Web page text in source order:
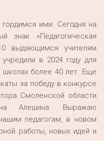
ими. Сегодня на
знак «Педагогическая
выдающимся учителям
в 2024 году для
школах более 40 лет. Еще
за победу в конкурсе
Смоленской области
Алешина. Выражаю
педагогам, в новом
работы, новых идей и